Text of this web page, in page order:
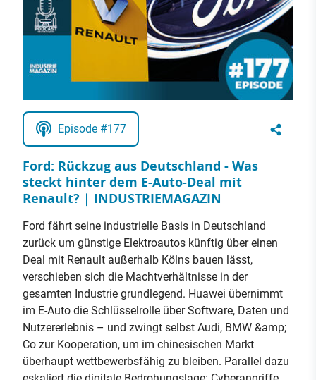
Episode #177
Ford: Rückzug aus Deutschland - Was
steckt hinter dem E-Auto-Deal mit
Renault? | INDUSTRIEMAGAZIN
Ford fährt seine industrielle Basis in Deutschland
zurück um günstige Elektroautos künftig über einen
Deal mit Renault außerhalb Kölns bauen lässt,
verschieben sich die Machtverhältnisse in der
gesamten Industrie grundlegend. Huawei übernimmt
im E-Auto die Schlüsselrolle über Software, Daten und
Nutzererlebnis – und zwingt selbst Audi, BMW &amp;
Co zur Kooperation, um im chinesischen Markt
überhaupt wettbewerbsfähig zu bleiben. Parallel dazu